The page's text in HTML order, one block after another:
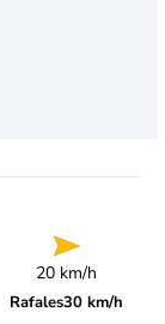
20 km/h
Rafales30 km/h